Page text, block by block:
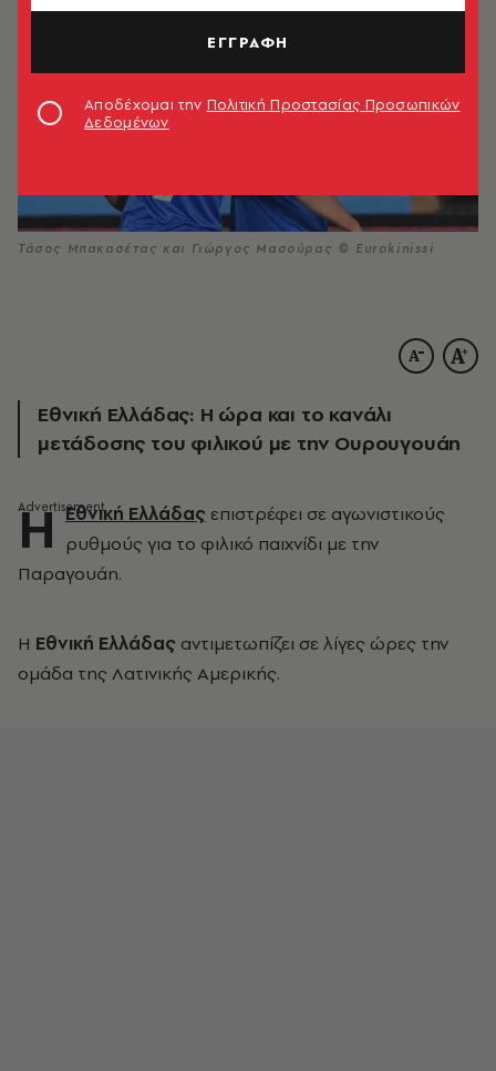
Τάσος Μπακασέτας και Γιώργος Μασούρας © Eurokinissi
Εθνική Ελλάδας: Η ώρα και το κανάλι
μετάδοσης του φιλικού με την Ουρουγουάη
Η Εθνική Ελλάδας επιστρέφει σε αγωνιστικούς
ρυθμούς για το φιλικό παιχνίδι με την
Παραγουάη.
Η Εθνική Ελλάδας αντιμετωπίζει σε λίγες ώρες την
ομάδα της Λατινικής Αμερικής.
ΕΓΓΡΑΦΗ
Αποδέχομαι την Πολιτική Προστασίας Προσωπικών
Δεδομένων